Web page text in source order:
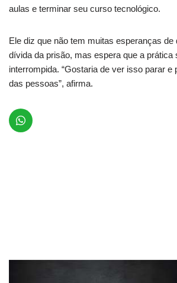
aulas e terminar seu curso tecnológico.
Ele diz que não tem muitas esperanças de
dívida da prisão, mas espera que a prática
interrompida. “Gostaria de ver isso parar e
das pessoas”, afirma.